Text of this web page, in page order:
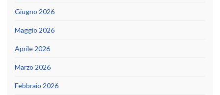
Giugno 2026
Maggio 2026
Aprile 2026
Marzo 2026
Febbraio 2026